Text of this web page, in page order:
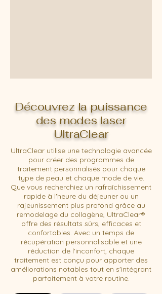
Découvrez la puissance
des modes laser
UltraClear
UltraClear utilise une technologie avancée
pour créer des programmes de
traitement personnalisés pour chaque
type de peau et chaque mode de vie.
Que vous recherchiez un rafraîchissement
rapide à l'heure du déjeuner ou un
rajeunissement plus profond grâce au
remodelage du collagène, UltraClear®
offre des résultats sûrs, efficaces et
confortables. Avec un temps de
récupération personnalisable et une
réduction de l'inconfort, chaque
traitement est conçu pour apporter des
améliorations notables tout en s'intégrant
parfaitement à votre routine.